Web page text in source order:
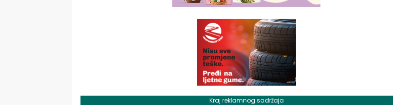
Kraj reklamnog sadržaja